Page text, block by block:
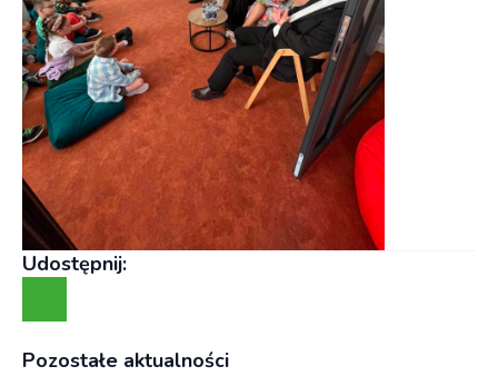
Udostępnij:
Pozostałe aktualności